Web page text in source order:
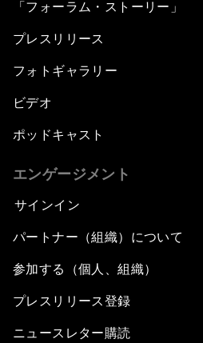
「フォーラム・ストーリー」
プレスリリース
フォトギャラリー
ビデオ
ポッドキャスト
エンゲージメント
サインイン
パートナー（組織）について
参加する（個人、組織）
プレスリリース登録
ニュースレター購読